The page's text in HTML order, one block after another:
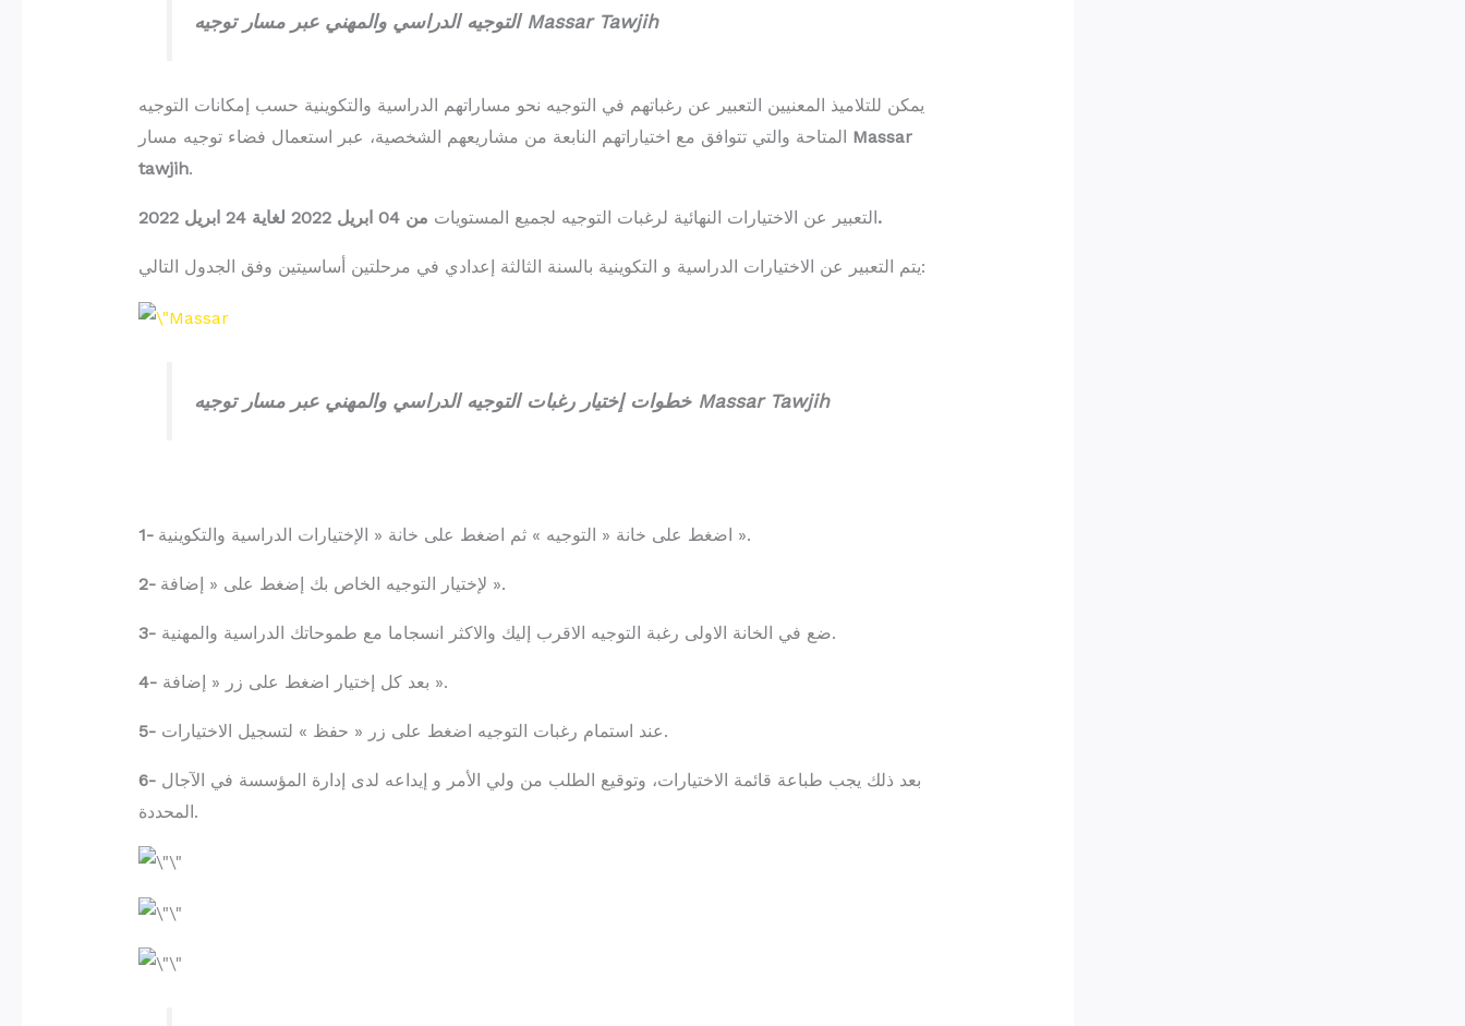
التوجيه الدراسي والمهني عبر مسار توجيه Massar Tawjih
يمكن للتلاميذ المعنيين التعبير عن رغباتهم في التوجيه نحو مساراتهم الدراسية والتكوينية حسب إمكانات التوجيه
Massar
tawjih.
التعبير عن الاختيارات النهائية لرغبات التوجيه لجميع المستويات من 04 ابريل 2022 لغاية 24 ابريل 2022​.
يتم التعبير عن الاختيارات الدراسية و التكوينية بالسنة الثالثة إعدادي في مرحلتين أساسيتين وفق الجدول التالي:
خطوات إختيار رغبات التوجيه الدراسي والمهني عبر مسار توجيه Massar Tawjih
1- اضغط على خانة « التوجيه » ثم اضغط على خانة « الإختيارات الدراسية والتكوينية ».
2- لإختيار التوجيه الخاص بك إضغط على « إضافة ».
3- ضع في الخانة الاولى رغبة التوجيه الاقرب إليك والاكثر انسجاما مع طموحاتك الدراسية والمهنية.
4- بعد كل إختيار اضغط على زر « إضافة ».
5- عند استمام رغبات التوجيه اضغط على زر « حفظ » لتسجيل الاختيارات.
6-بعد ذلك يجب طباعة قائمة الاختيارات، وتوقيع الطلب من ولي الأمر و إيداعه لدى إدارة المؤسسة في الآجال
المحددة.